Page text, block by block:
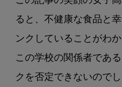
ると、不健康な食品と
ンクしていることがわ
この学校の関係者であ
クを否定できないので